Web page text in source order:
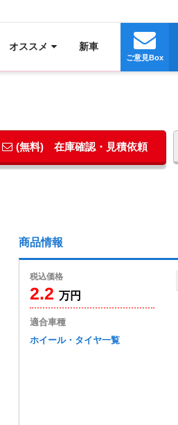
オススメ 新車
ご意見Box
(無料) 在庫確認・見積依頼
商品情報
税込価格
2.2万円
適合車種
ホイール・タイヤ一覧